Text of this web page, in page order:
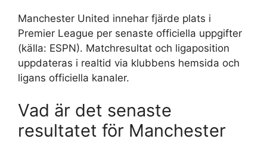
Manchester United innehar fjärde plats i
Premier League per senaste officiella uppgifter
(källa: ESPN). Matchresultat och ligaposition
uppdateras i realtid via klubbens hemsida och
ligans officiella kanaler.
Vad är det senaste
resultatet för Manchester